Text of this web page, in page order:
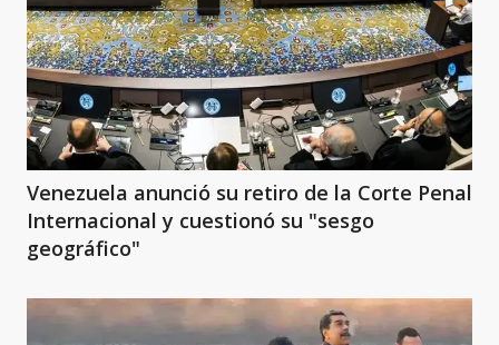
Venezuela anunció su retiro de la Corte Penal
Internacional y cuestionó su "sesgo
geográfico"